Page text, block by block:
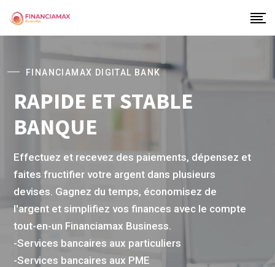
FINANCIAMAX DIGITAL BANK
RAPIDE ET STABLE
BANQUE
Effectuez et recevez des paiements, dépensez et
faites fructifier votre argent dans plusieurs
devises. Gagnez du temps, économisez de
l'argent et simplifiez vos finances avec le compte
tout-en-un Financiamax Business.
-Services bancaires aux particuliers
-Services bancaires aux PME